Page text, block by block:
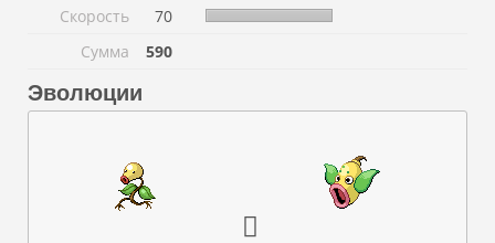
Скорость
70
Сумма
590
Эволюции